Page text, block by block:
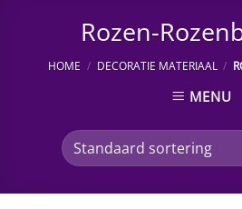
Rozen-
HOME / DECORATIE MATERIAAL /
MENU